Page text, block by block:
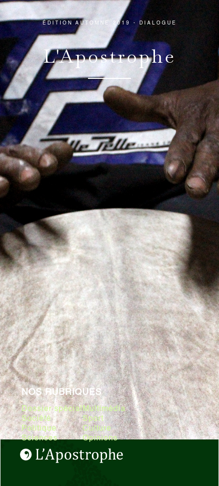
ÉDITION AUTOMNE 2019 - DIALOGUE
L'Apostrophe
NOS RUBRIQUES
Dossier spécial
Société
Politique
Sciences
Multimédia
Sport
Culture
Opinions